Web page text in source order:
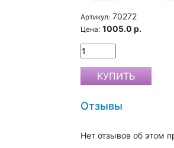
Артикул: 70272
Цена: 1005.0 р.
Отзывы
Нет отзывов об этом